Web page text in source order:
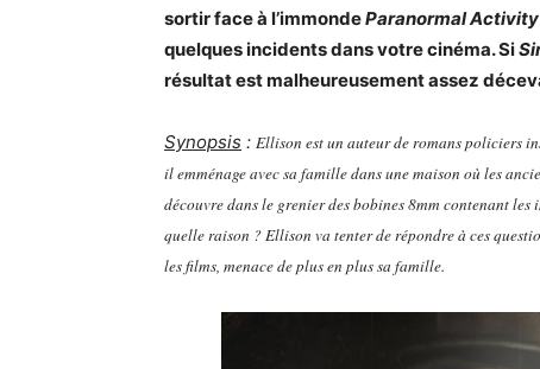
sortir face à l’immondeParanormal
quelques incidents dans votre cinéma. Si
résultat est malheureusement assez
Synopsis : Ellison est un auteur de romans policiers
il emménage avec sa famille dans une maison où les
découvre dans le grenier des bobines 8mm contenant
quelle raison ? Ellison va tenter de répondre à ces
les films, menace de plus en plus sa famille.